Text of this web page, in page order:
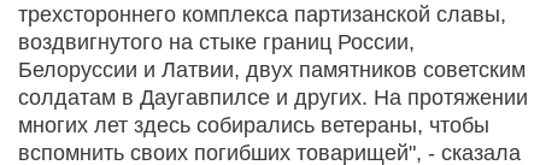
трехстороннего комплекса партизанской славы,
воздвигнутого на стыке границ России,
Белоруссии и Латвии, двух памятников советским
солдатам в Даугавпилсе и других. На протяжении
многих лет здесь собирались ветераны, чтобы
вспомнить своих погибших товарищей", - сказала